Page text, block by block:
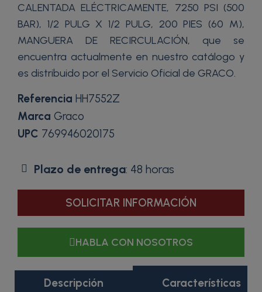
CALENTADA ELÉCTRICAMENTE, 7250 PSI (500
BAR), 1/2 PULG X 1/2 PULG, 200 PIES (60 M),
MANGUERA DE RECIRCULACIÓN, que se
encuentra actualmente en nuestro catálogo y
es distribuido por el Servicio Oficial de GRACO.
Referencia HH7552Z
Marca Graco
UPC 769946020175
Plazo de entrega: 48 horas
SOLICITAR INFORMACIÓN
HABLA CON NOSOTROS
Descripción Características